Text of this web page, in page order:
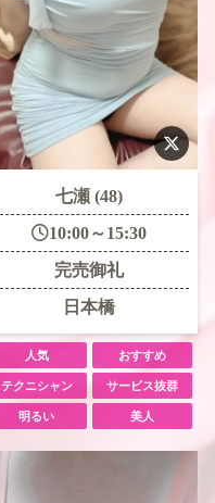
七瀬 (48)
10:00～15:30
完売御礼
日本橋
人気 おすすめ
テクニシャン サービス抜群
明るい 美人